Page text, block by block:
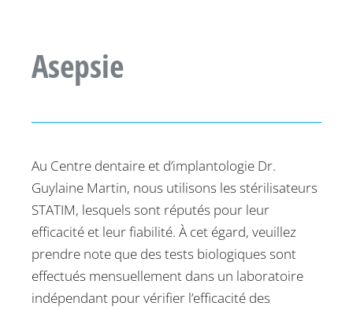
Asepsie
Au Centre dentaire et d’implantologie Dr.
Guylaine Martin, nous utilisons les stérilisateurs
STATIM, lesquels sont réputés pour leur
efficacité et leur fiabilité. À cet égard, veuillez
prendre note que des tests biologiques sont
effectués mensuellement dans un laboratoire
indépendant pour vérifier l’efficacité des